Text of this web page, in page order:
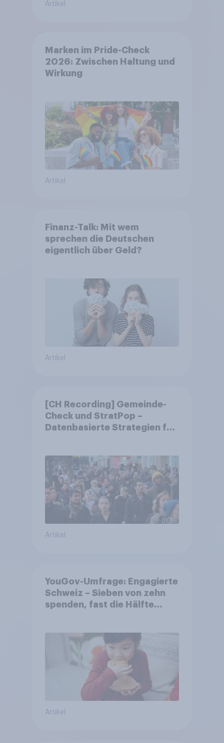
Artikel
Marken im Pride-Check
2026: Zwischen Haltung und
Wirkung
Artikel
Finanz-Talk: Mit wem
sprechen die Deutschen
eigentlich über Geld?
Artikel
[CH Recording] Gemeinde-
Check und StratPop –
Datenbasierte Strategien für
Artikel
YouGov-Umfrage: Engagierte
Schweiz – Sieben von zehn
spenden, fast die Hälfte
Artikel